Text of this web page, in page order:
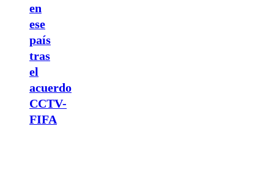
en
ese
país
tras
el
acuerdo
CCTV-
FIFA